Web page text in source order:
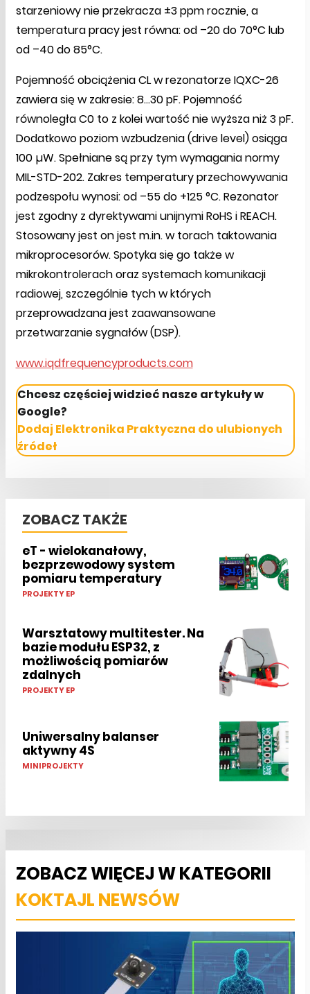
starzeniowy nie przekracza ±3 ppm rocznie, a
temperatura pracy jest równa: od –20 do 70°C lub
od –40 do 85°C.
Pojemność obciążenia CL w rezonatorze IQXC-26
zawiera się w zakresie: 8…30 pF. Pojemność
równoległa C0 to z kolei wartość nie wyższa niż 3 pF.
Dodatkowo poziom wzbudzenia (drive level) osiąga
100 µW. Spełniane są przy tym wymagania normy
MIL-STD-202. Zakres temperatury przechowywania
podzespołu wynosi: od –55 do +125 °C. Rezonator
jest zgodny z dyrektywami unijnymi RoHS i REACH.
Stosowany jest on jest m.in. w torach taktowania
mikroprocesorów. Spotyka się go także w
mikrokontrolerach oraz systemach komunikacji
radiowej, szczególnie tych w których
przeprowadzana jest zaawansowane
przetwarzanie sygnałów (DSP).
www.iqdfrequencyproducts.com
Chcesz częściej widzieć nasze artykuły w
Google?
Dodaj Elektronika Praktyczna do ulubionych
źródeł
ZOBACZ TAKŻE
eT - wielokanałowy,
bezprzewodowy system
pomiaru temperatury
PROJEKTY EP
Warsztatowy multitester. Na
bazie modułu ESP32, z
możliwością pomiarów
zdalnych
PROJEKTY EP
Uniwersalny balanser
aktywny 4S
MINIPROJEKTY
ZOBACZ WIĘCEJ W KATEGORII
KOKTAJL NEWSÓW